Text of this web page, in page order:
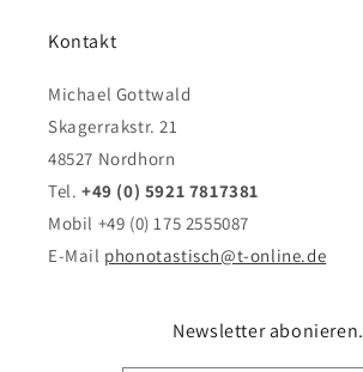
Kontakt
Michael Gottwald
Skagerrakstr. 21
48527 Nordhorn
Tel. +49 (0) 5921 7817381
Mobil +49 (0) 175 2555087
E-Mail phonotastisch@t-online.de
Newsletter abonieren.